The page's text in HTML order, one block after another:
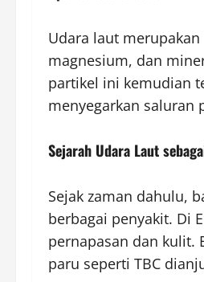
Udara laut
magnesium, dan
partikel ini kemudian
menyegarkan saluran
Sejarah Udara Laut
Sejak zaman dahulu,
berbagai penyakit. Di
pernapasan dan kulit.
paru seperti TBC